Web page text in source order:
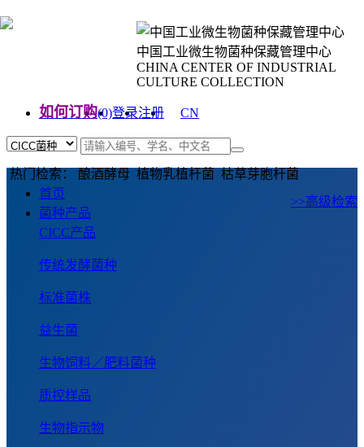
中国工业微生物菌种保藏管理中心
CHINA CENTER OF INDUSTRIAL
CULTURE COLLECTION
如何订购(0)登录注册
CN
热门检索： 酿酒酵母 植物乳植杆菌 枯草芽胞杆菌
>>高级检索
首页
菌种产品
CICC产品
传统发酵菌种
标准菌株
益生菌
生物饲料／肥料菌种
质控样品
生物指示物